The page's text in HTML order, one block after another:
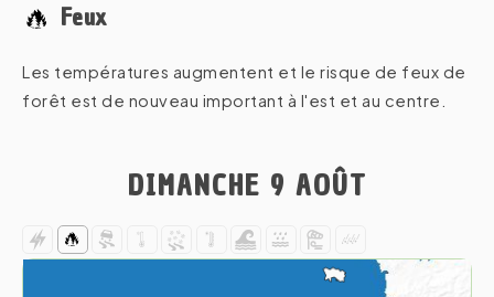
Feux
Les températures augmentent et le risque de feux de
forêt est de nouveau important à l'est et au centre.
DIMANCHE 9 AOÛT